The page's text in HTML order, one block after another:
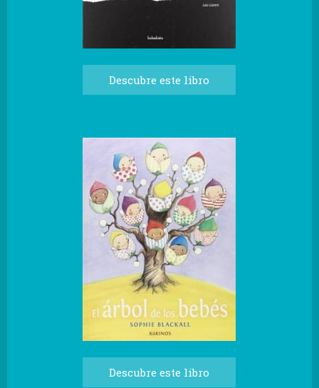
Descubre este libro
Descubre este libro